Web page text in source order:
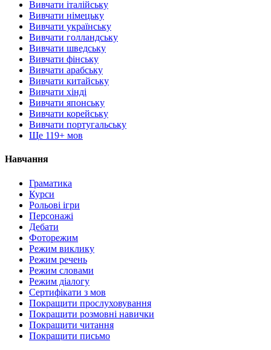
Вивчати італійську
Вивчати німецьку
Вивчати українську
Вивчати голландську
Вивчати шведську
Вивчати фінську
Вивчати арабську
Вивчати китайську
Вивчати хінді
Вивчати японську
Вивчати корейську
Вивчати португальську
Ще 119+ мов
Навчання
Граматика
Курси
Рольові ігри
Персонажі
Дебати
Фоторежим
Режим виклику
Режим речень
Режим словами
Режим діалогу
Сертифікати з мов
Покращити прослуховування
Покращити розмовні навички
Покращити читання
Покращити письмо